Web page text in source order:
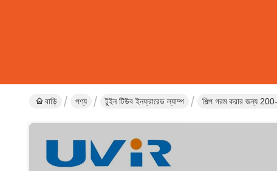
বাড়ি পণ্য টুইন টিউব ইনফ্রারেড ল্যাম্প শিল্প গরম করার জন্য